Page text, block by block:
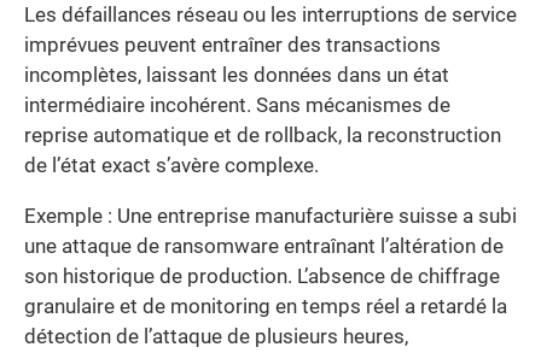
Les défaillances réseau ou les interruptions de service
imprévues peuvent entraîner des transactions
incomplètes, laissant les données dans un état
intermédiaire incohérent. Sans mécanismes de
reprise automatique et de rollback, la reconstruction
de l’état exact s’avère complexe.
Exemple : Une entreprise manufacturière suisse a subi
une attaque de ransomware entraînant l’altération de
son historique de production. L’absence de chiffrage
granulaire et de monitoring en temps réel a retardé la
détection de l’attaque de plusieurs heures,